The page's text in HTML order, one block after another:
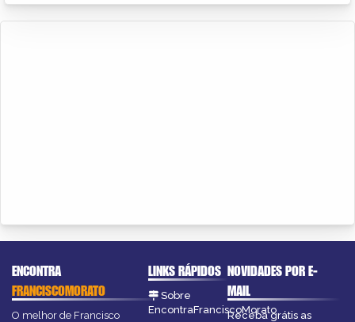
ENCONTRA
FRANCISCOMORATO
O melhor de Francisco
LINKS RÁPIDOS
Sobre
EncontraFranciscoMorato
NOVIDADES POR E-
MAIL
Receba grátis as